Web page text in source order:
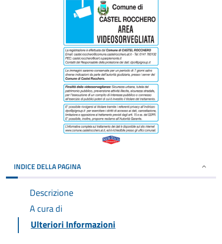
INDICE DELLA PAGINA
Descrizione
A cura di
Ulteriori Informazioni